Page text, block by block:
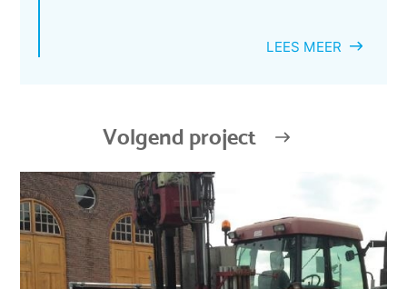
LEES MEER
Volgend project